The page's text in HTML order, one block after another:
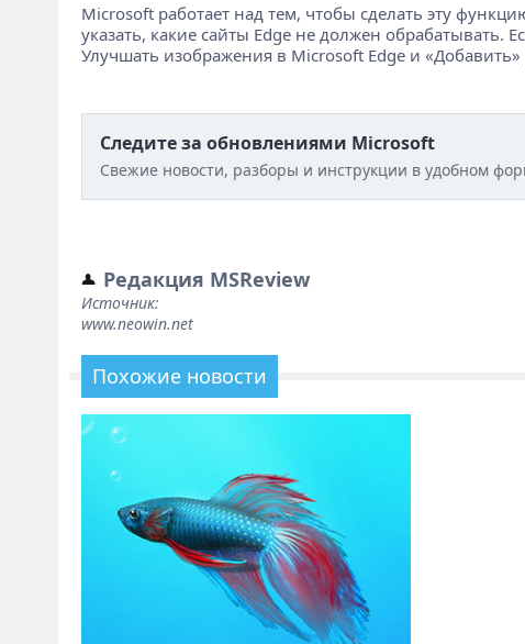
Microsoft работает над тем, чтобы сделать эту
указать, какие сайты Edge не должен
Улучшать изображения в Microsoft Edge и
Следите за обновлениями Microsoft
Свежие новости, разборы и инструкции в удобном
Редакция MSReview
Источник:
www.neowin.net
Похожие новости